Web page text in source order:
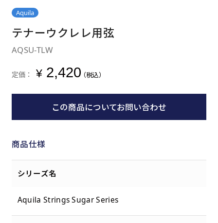
Aquila
テナーウクレレ用弦
AQSU-TLW
定価： ¥2,420（税込）
この商品についてお問い合わせ
商品仕様
シリーズ名
Aquila Strings Sugar Series